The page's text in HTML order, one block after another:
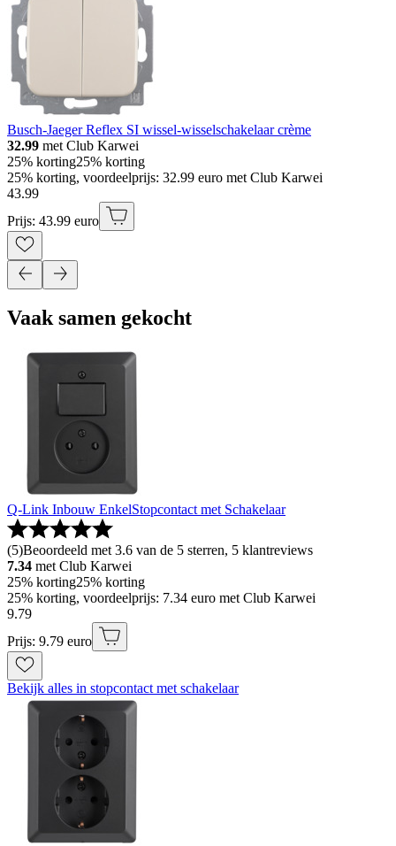
Busch-Jaeger Reflex SI wissel-wisselschakelaar crème
32.99 met Club Karwei
25% korting25% korting
25% korting, voordeelprijs: 32.99 euro met Club Karwei
43.99
Prijs: 43.99 euro
Vaak samen gekocht
Q-Link Inbouw EnkelStopcontact met Schakelaar
(5)Beoordeeld met 3.6 van de 5 sterren, 5 klantreviews
7.34 met Club Karwei
25% korting25% korting
25% korting, voordeelprijs: 7.34 euro met Club Karwei
9.79
Prijs: 9.79 euro
Bekijk alles in stopcontact met schakelaar